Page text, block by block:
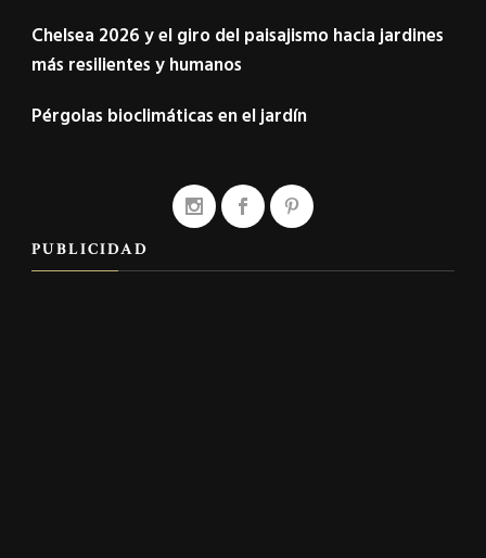
Chelsea 2026 y el giro del paisajismo hacia jardines
más resilientes y humanos
Pérgolas bioclimáticas en el jardín
PUBLICIDAD